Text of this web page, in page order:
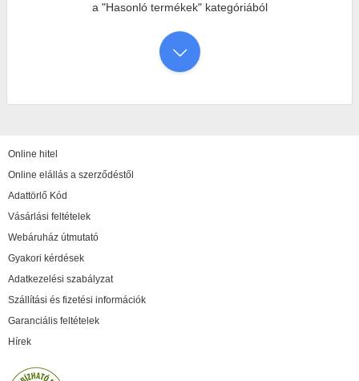
a "Hasonló termékek" kategóriából
Online hitel
Online elállás a szerződéstől
Adattörlő Kód
Vásárlási feltételek
Webáruház útmutató
Gyakori kérdések
Adatkezelési szabályzat
Szállítási és fizetési információk
Garanciális feltételek
Hírek